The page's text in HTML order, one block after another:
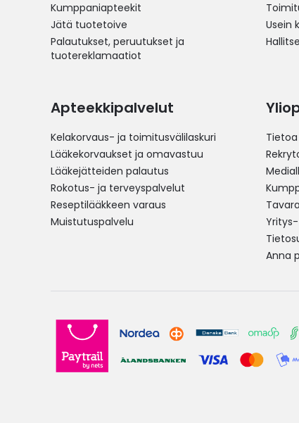
Kumppaniapteekit
Jätä tuotetoive
Palautukset, peruutukset ja
tuotereklamaatiot
Usein
Apteekkipalvelut
Kelakorvaus- ja toimitusvälilaskuri
Lääkekorvaukset ja omavastuu
Lääkejätteiden palautus
Rokotus- ja terveyspalvelut
Reseptilääkkeen varaus
Muistutuspalvelu
Anna